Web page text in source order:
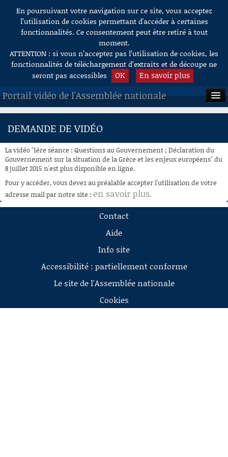
Aller au contenu
En poursuivant votre navigation sur ce site, vous acceptez
l’utilisation de cookies permettant d'accéder à certaines
fonctionnalités. Ce consentement peut être retiré à tout
moment.
ATTENTION : si vous n’acceptez pas l’utilisation de cookies, les
fonctionnalités de téléchargement d’extraits et de découpe ne
seront pas accessibles
OK En savoir plus
Portail vidéo de l'Assemblée nationale
ACCUEIL
À LA DEMANDE
RECHERCHE
AIDE À LA DÉCOUPE
DE VIDÉOS
DEMANDE DE VIDÉO
La vidéo "1ère séance : Questions au Gouvernement ; Déclaration du
Gouvernement sur la situation de la Grèce et les enjeux européens" du
8 juillet 2015 n'est plus disponible en ligne.
Pour y accéder, vous devez au préalable accepter l'utilisation de votre
adresse mail par notre site : en savoir plus.
Contact
Aide
Info site
Accessibilité : partiellement conforme
Le site de l'Assemblée nationale
Cookies